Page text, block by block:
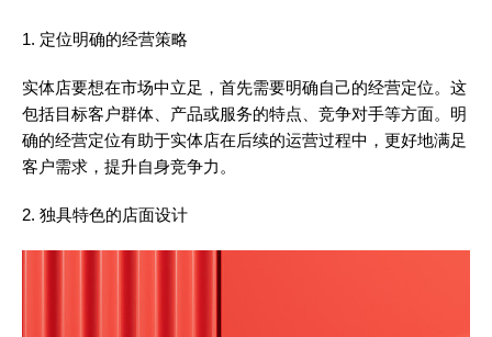
1. 定位明确的经营策略
实体店要想在市场中立足，首先需要明确自己的经营定位。这
包括目标客户群体、产品或服务的特点、竞争对手等方面。明
确的经营定位有助于实体店在后续的运营过程中，更好地满足
客户需求，提升自身竞争力。
2. 独具特色的店面设计